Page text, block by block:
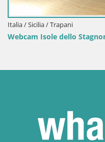
/ Sicilia / Trapani
Isole dello Stagnone